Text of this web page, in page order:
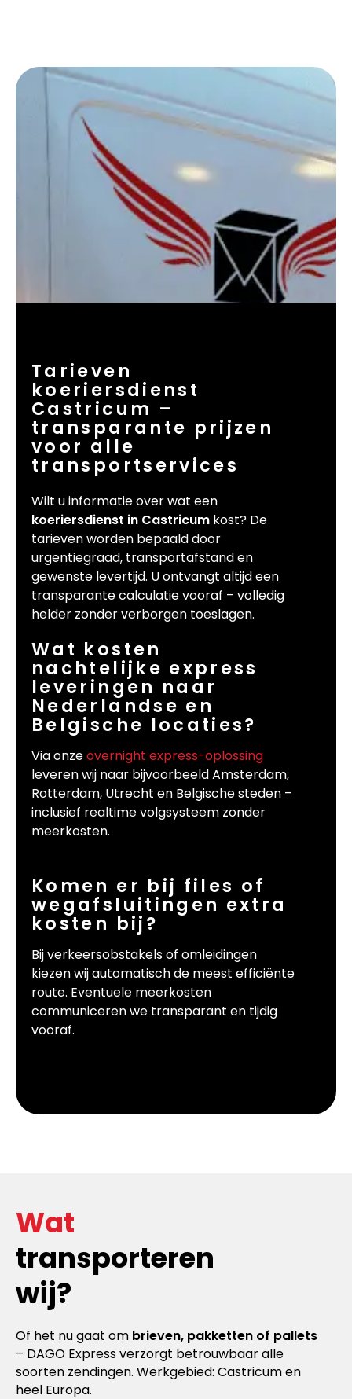
Tarieven
koeriersdienst
Castricum –
transparante prijzen
voor alle
transportservices
Wilt u informatie over wat een
koeriersdienst in Castricum kost? De
tarieven worden bepaald door
urgentiegraad, transportafstand en
gewenste levertijd. U ontvangt altijd een
transparante calculatie vooraf – volledig
helder zonder verborgen toeslagen.
Wat kosten
nachtelijke express
leveringen naar
Nederlandse en
Belgische locaties?
Via onzeovernight express-oplossing
leveren wij naar bijvoorbeeld Amsterdam,
Rotterdam, Utrecht en Belgische steden –
inclusief realtime volgsysteem zonder
meerkosten.
Komen er bij files of
wegafsluitingen extra
kosten bij?
Bij verkeersobstakels of omleidingen
kiezen wij automatisch de meest efficiënte
route. Eventuele meerkosten
communiceren we transparant en tijdig
vooraf.
Wat
transporteren
wij?
Of het nu gaat om brieven, pakketten of pallets
– DAGO Express verzorgt betrouwbaar alle
soorten zendingen. Werkgebied: Castricum en
heel Europa.